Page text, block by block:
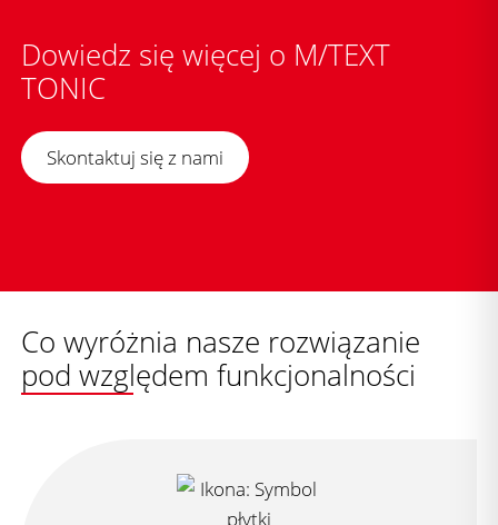
Dowiedz się więcej o M/TEXT
TONIC
Skontaktuj się z nami
Co wyróżnia nasze rozwiązanie
pod względem funkcjonalności